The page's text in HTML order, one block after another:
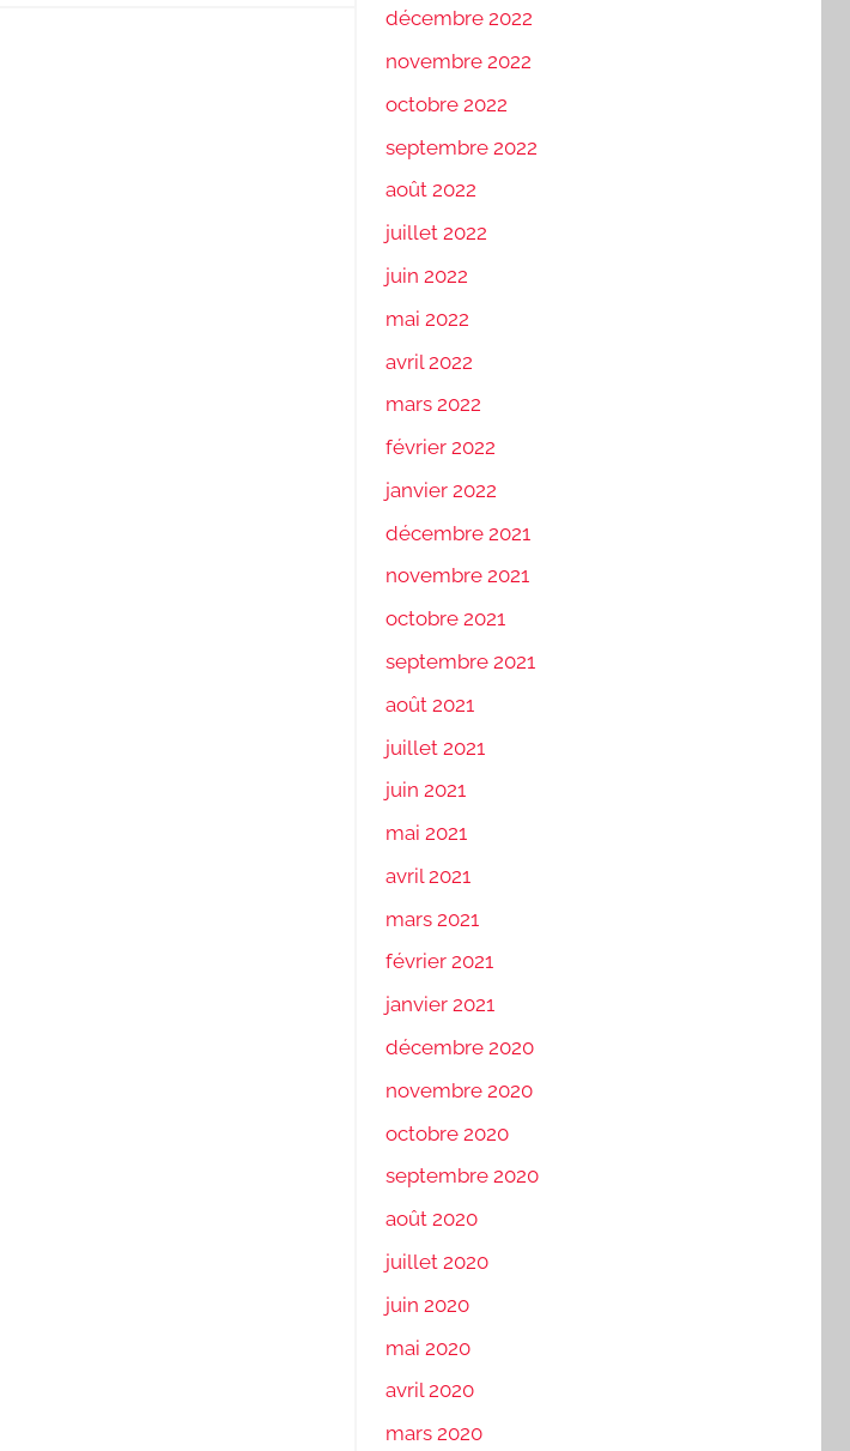
décembre 2022
novembre 2022
octobre 2022
septembre 2022
août 2022
juillet 2022
juin 2022
mai 2022
avril 2022
mars 2022
février 2022
janvier 2022
décembre 2021
novembre 2021
octobre 2021
septembre 2021
août 2021
juillet 2021
juin 2021
mai 2021
avril 2021
mars 2021
février 2021
janvier 2021
décembre 2020
novembre 2020
octobre 2020
septembre 2020
août 2020
juillet 2020
juin 2020
mai 2020
avril 2020
mars 2020